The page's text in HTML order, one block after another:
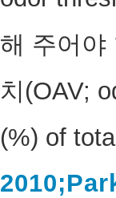
해 주어야
치(OAV;
(%) of
2010;